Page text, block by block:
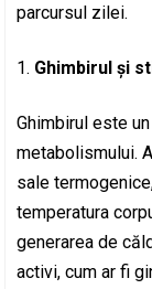
parcursul zilei.
Ghimbirul și
Ghimbirul este
metabolismului.
sale
temperatura
generarea de
activi, cum ar fi